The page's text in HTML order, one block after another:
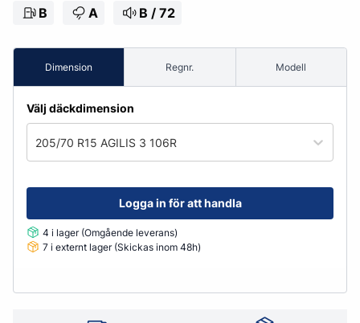
B A B / 72
Dimension Regnr. Modell
Välj däckdimension
205/70 R15 AGILIS 3 106R
Logga in för att handla
4 i lager (Omgående leverans)
7 i externt lager (Skickas inom 48h)